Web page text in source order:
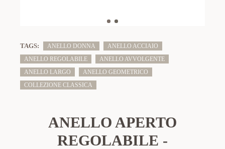
TAGS: ANELLO DONNA
ANELLO ACCIAIO
ANELLO REGOLABILE
ANELLO AVVOLGENTE
ANELLO LARGO
ANELLO GEOMETRICO
COLLEZIONE CLASSICA
ANELLO APERTO
REGOLABILE -